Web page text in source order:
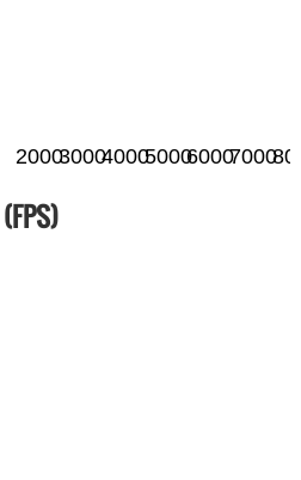
200030004000500060007000